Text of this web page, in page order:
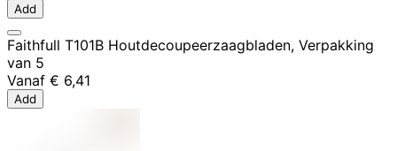
Add
Faithfull T101B Houtdecoupeerzaagbladen, Verpakking
van 5
Vanaf € 6,41
Add